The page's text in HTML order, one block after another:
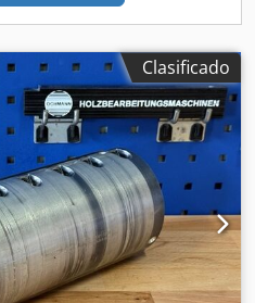
Clasificado